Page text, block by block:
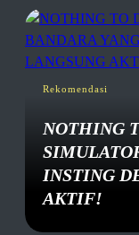
Rekomendasi
NOTHING
INSTING
AKTIF!